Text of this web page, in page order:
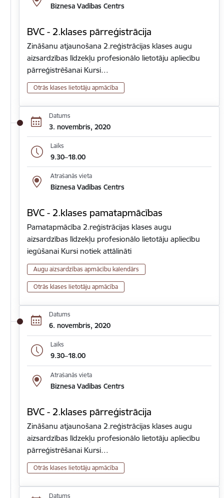
Biznesa Vadības Centrs
BVC - 2.klases pārreģistrācija
Zināšanu atjaunošana 2.reģistrācijas klases augu
aizsardzības līdzekļu profesionālo lietotāju apliecību
pārreģistrēšanai Kursi…
Otrās klases lietotāju apmācība
Datums
3. novembris, 2020
Laiks
9.30–18.00
Atrašanās vieta
Biznesa Vadības Centrs
BVC - 2.klases pamatapmācības
Pamatapmācība 2.reģistrācijas klases augu
aizsardzības līdzekļu profesionālo lietotāju apliecību
iegūšanai Kursi notiek attālināti
Augu aizsardzības apmācību kalendārs
Otrās klases lietotāju apmācība
Datums
6. novembris, 2020
Laiks
9.30–18.00
Atrašanās vieta
Biznesa Vadības Centrs
BVC - 2.klases pārreģistrācija
Zināšanu atjaunošana 2.reģistrācijas klases augu
aizsardzības līdzekļu profesionālo lietotāju apliecību
pārreģistrēšanai Kursi…
Otrās klases lietotāju apmācība
Datums